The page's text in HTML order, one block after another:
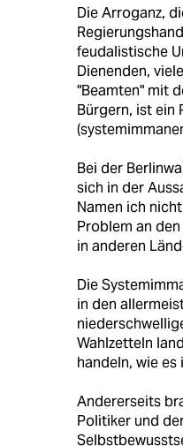
Die Arroganz,
feudalistische
Dienenden,
"Beamten" mit
Bürgern, ist ein
Bei der
sich in der
Namen ich
Problem an
in anderen
Die
in den
Wahlzetteln
handeln, wie
Andererseits
Politiker und